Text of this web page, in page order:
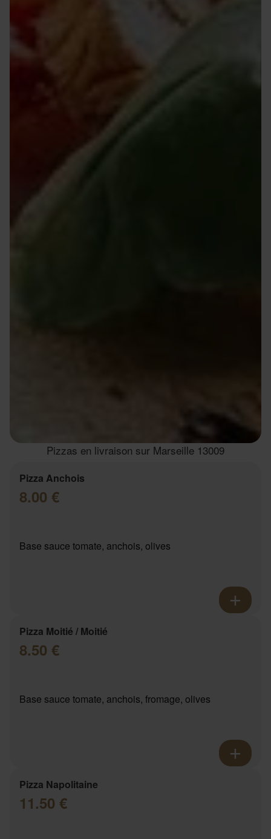
Pizzas en livraison sur Marseille 13009
Pizza Anchois
8.00 €
Base sauce tomate, anchois, olives
Pizza Moitié / Moitié
8.50 €
Base sauce tomate, anchois, fromage, olives
Pizza Napolitaine
11.50 €